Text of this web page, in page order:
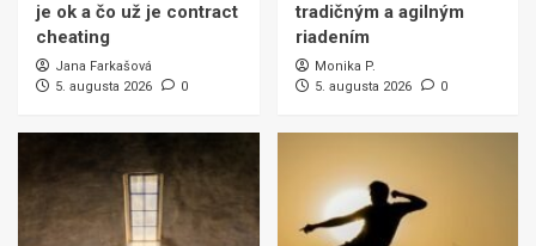
je ok a čo už je contract
cheating
Jana Farkašová
5. augusta 2026
0
tradičným a agilným
riadením
Monika P.
5. augusta 2026
0